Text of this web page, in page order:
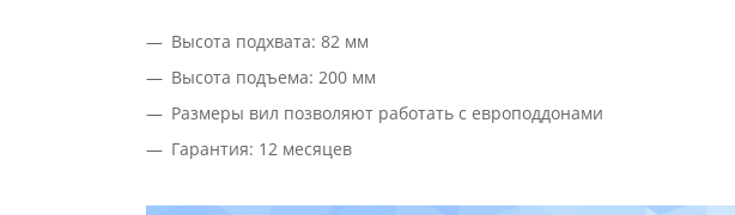
Высота подхвата: 82 мм
Высота подъема: 200 мм
Размеры вил позволяют работать с европоддонами
Гарантия: 12 месяцев